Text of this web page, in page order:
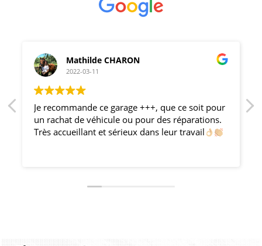
Mathilde CHARON
2022-03-11
Je recommande ce garage +++, que ce soit pour
un rachat de véhicule ou pour des réparations.
Très accueillant et sérieux dans leur travail